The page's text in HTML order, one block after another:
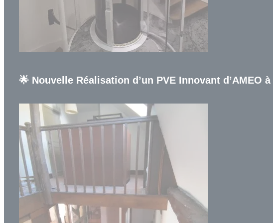
🌟 Nouvelle Réalisation d’un PVE Innovant d’AMEO